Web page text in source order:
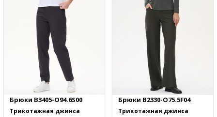
Брюки B3405-O94.6S00
Трикотажная джинса
Брюки B2330-O75.5F04
Трикотажная джинса